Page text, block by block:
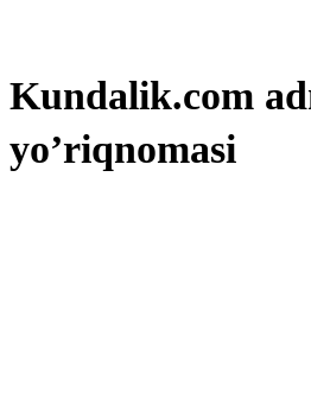
Kundalik.com
yo’riqnomasi